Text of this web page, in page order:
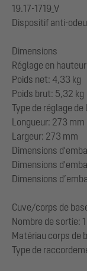
19.17-1719_V
Dispositif anti-
Dimensions
Réglage en
Poids net: 4,33 kg
Poids brut: 5,32 kg
Type de réglage
Longueur: 273 mm
Largeur: 273 mm
Dimensions
Dimensions
Dimensions
Cuve/corps de
Nombre de sortie: 1
Matériau corps de
Type de